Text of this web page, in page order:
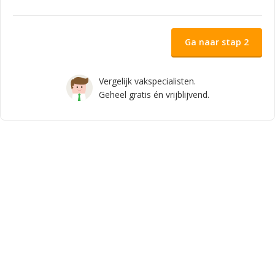
Vergelijk vakspecialisten.
Geheel gratis én vrijblijvend.
Ga naar stap 2